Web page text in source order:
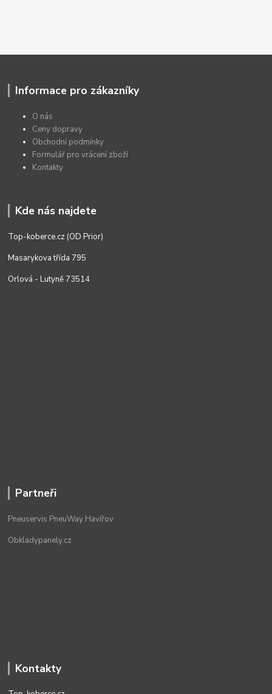
Informace pro zákazníky
O nás
Ceny dopravy
Obchodní podmínky
Formulář pro vrácení zboží
Kontakty
Kde nás najdete
Top-koberce.cz (OD Prior)
Masarykova třída 795
Orlová - Lutyně 73514
Partneři
Pneuservis PneuWay Havířov
Obkladypanely.cz
Kontakty